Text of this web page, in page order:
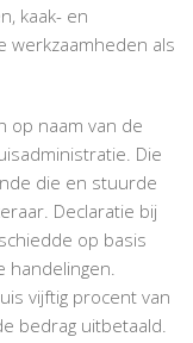
kaak- en
werkzaamheden als
op naam van de
Die
die en stuurde
Declaratie bij
op basis
vijftig procent van
bedrag uitbetaald.